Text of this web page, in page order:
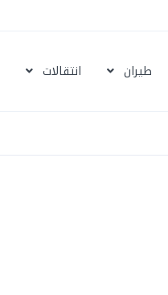
طيران انتقالات